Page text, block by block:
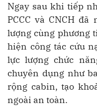
Ngay sau khi tiếp
PCCC và CNCH
lượng cùng phương
hiện công tác cứu
lực lượng chức
chuyên dụng như
rộng cabin, tạo
ngoài an toàn.